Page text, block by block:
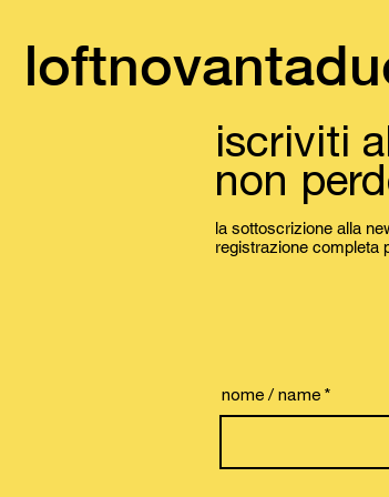
iscriviti
non
la sottoscrizione alla
registrazione completa
nome / name